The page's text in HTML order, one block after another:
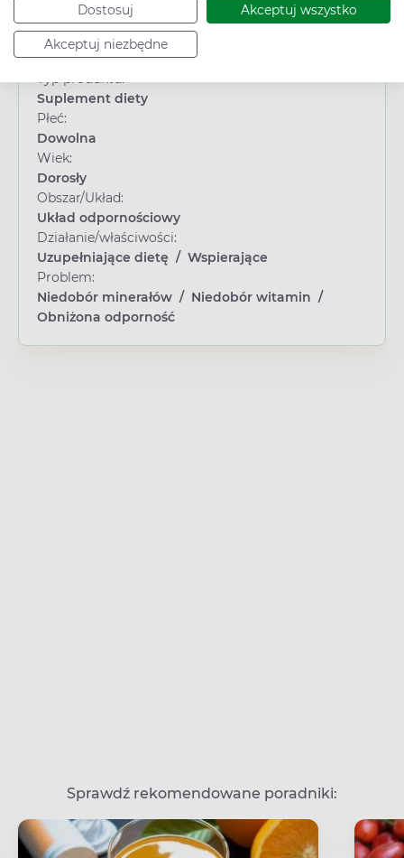
Dostosuj Akceptuj wszystko
Akceptuj niezbędne
Cechy produktu
Typ produktu:
Suplement diety
Płeć:
Dowolna
Wiek:
Dorosły
Obszar/Układ:
Układ odpornościowy
Działanie/właściwości:
Uzupełniające dietę / Wspierające
Problem:
Niedobór minerałów / Niedobór witamin /
Obniżona odporność
Sprawdź rekomendowane poradniki: